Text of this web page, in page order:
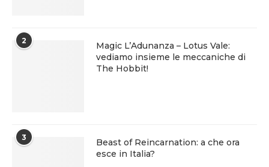
2
Magic L’Adunanza – Lotus Vale:
vediamo insieme le meccaniche di
The Hobbit!
3
Beast of Reincarnation: a che ora
esce in Italia?